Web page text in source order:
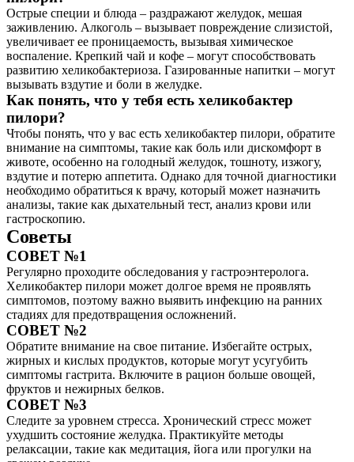
Острые специи и блюда – раздражают желудок, мешая
заживлению. Алкоголь – вызывает повреждение слизистой,
увеличивает ее проницаемость, вызывая химическое
воспаление. Крепкий чай и кофе – могут способствовать
развитию хеликобактериоза. Газированные напитки – могут
вызывать вздутие и боли в желудке.
Как понять, что у тебя есть хеликобактер
пилори?
Чтобы понять, что у вас есть хеликобактер пилори, обратите
внимание на симптомы, такие как боль или дискомфорт в
животе, особенно на голодный желудок, тошноту, изжогу,
вздутие и потерю аппетита. Однако для точной диагностики
необходимо обратиться к врачу, который может назначить
анализы, такие как дыхательный тест, анализ крови или
гастроскопию.
Советы
СОВЕТ №1
Регулярно проходите обследования у гастроэнтеролога.
Хеликобактер пилори может долгое время не проявлять
симптомов, поэтому важно выявить инфекцию на ранних
стадиях для предотвращения осложнений.
СОВЕТ №2
Обратите внимание на свое питание. Избегайте острых,
жирных и кислых продуктов, которые могут усугубить
симптомы гастрита. Включите в рацион больше овощей,
фруктов и нежирных белков.
СОВЕТ №3
Следите за уровнем стресса. Хронический стресс может
ухудшить состояние желудка. Практикуйте методы
релаксации, такие как медитация, йога или прогулки на